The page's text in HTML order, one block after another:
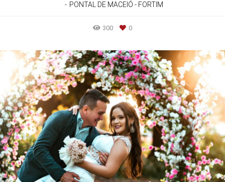
PONTAL DE MACEIÓ - FORTIM
300 0